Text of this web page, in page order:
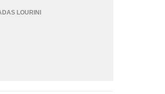
LOURINI